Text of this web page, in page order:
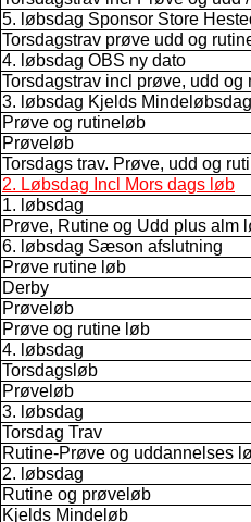
5. løbsdag Sponsor Store
Torsdagstrav prøve udd og
4. løbsdag OBS ny dato
Torsdagstrav incl prøve, udd og
3. løbsdag Kjelds Mindeløbsdag
Prøve og rutineløb
Prøveløb
Torsdags trav. Prøve, udd og
2. Løbsdag Incl Mors dags løb
1. løbsdag
Prøve, Rutine og Udd plus alm
6. løbsdag Sæson afslutning
Prøve rutine løb
Derby
Prøveløb
Prøve og rutine løb
4. løbsdag
Torsdagsløb
Prøveløb
3. løbsdag
Torsdag Trav
Rutine-Prøve og uddannelses
2. løbsdag
Rutine og prøveløb
Kjelds Mindeløb